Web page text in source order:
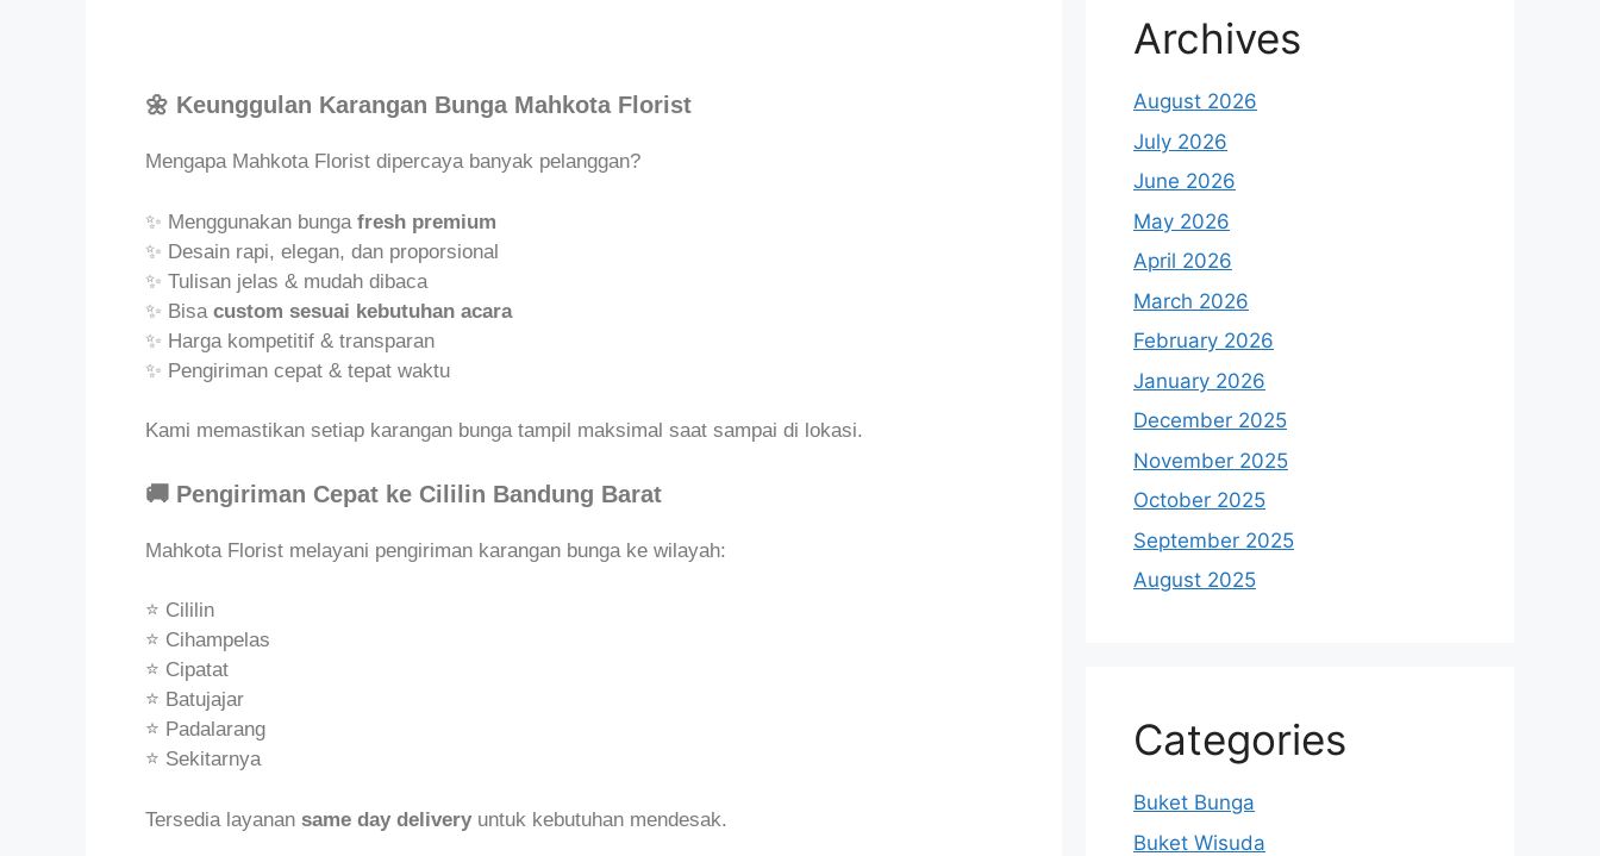
🌼 Keunggulan Karangan Bunga Mahkota Florist
Mengapa Mahkota Florist dipercaya banyak pelanggan?
✨ Menggunakan bunga fresh premium
✨ Desain rapi, elegan, dan proporsional
✨ Tulisan jelas & mudah dibaca
✨ Bisa custom sesuai kebutuhan acara
✨ Harga kompetitif & transparan
✨ Pengiriman cepat & tepat waktu
Kami memastikan setiap karangan bunga tampil maksimal saat sampai di lokasi.
🚚 Pengiriman Cepat ke Cililin Bandung Barat
Mahkota Florist melayani pengiriman karangan bunga ke wilayah:
⭐ Cililin
⭐ Cihampelas
⭐ Cipatat
⭐ Batujajar
⭐ Padalarang
⭐ Sekitarnya
Tersedia layanan same day delivery untuk kebutuhan mendesak.
Archives
August 2026
July 2026
June 2026
May 2026
April 2026
March 2026
February 2026
January 2026
December 2025
November 2025
October 2025
September 2025
August 2025
Categories
Buket Bunga
Buket Wisuda